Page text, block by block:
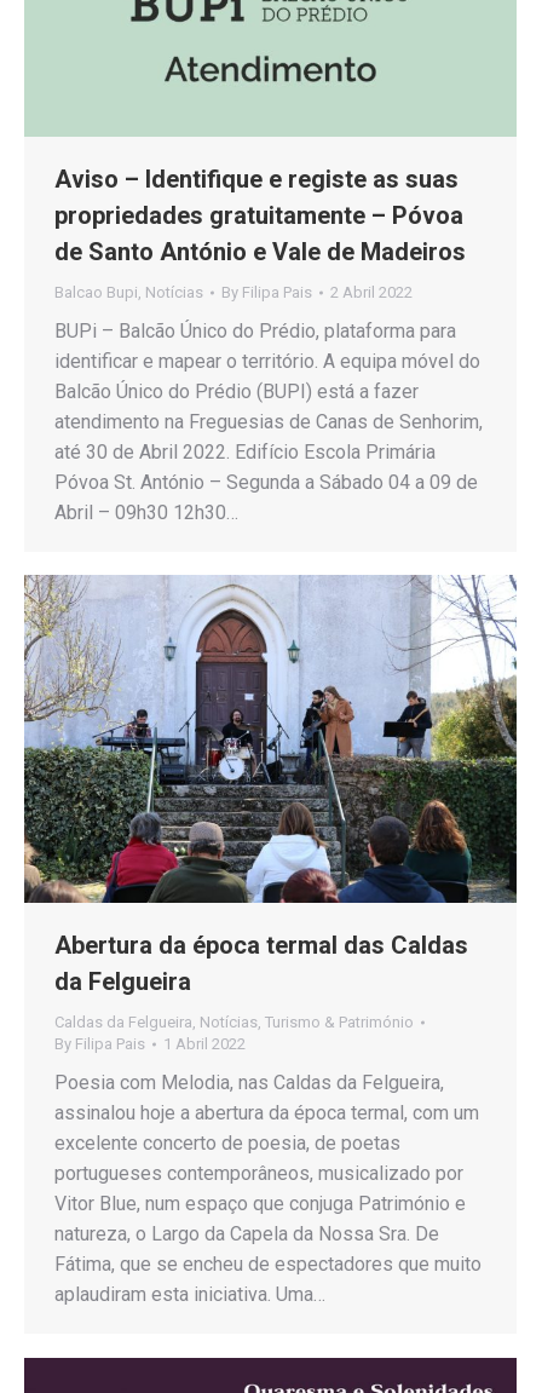
Aviso – Identifique e registe as suas
propriedades gratuitamente – Póvoa
de Santo António e Vale de Madeiros
Balcao Bupi Notícias By Filipa Pais 2 Abril 2022
BUPi – Balcão Único do Prédio, plataforma para
identificar e mapear o território. A equipa móvel do
Balcão Único do Prédio (BUPI) está a fazer
atendimento na Freguesias de Canas de Senhorim,
até 30 de Abril 2022. Edifício Escola Primária
Póvoa St. António – Segunda a Sábado 04 a 09 de
Abril – 09h30 12h30…
Abertura da época termal das Caldas
da Felgueira
Caldas da Felgueira, Notícias, Turismo & Património
By Filipa Pais 1 Abril 2022
Poesia com Melodia, nas Caldas da Felgueira,
assinalou hoje a abertura da época termal, com um
excelente concerto de poesia, de poetas
portugueses contemporâneos, musicalizado por
Vitor Blue, num espaço que conjuga Património e
natureza, o Largo da Capela da Nossa Sra. De
Fátima, que se encheu de espectadores que muito
aplaudiram esta iniciativa. Uma…